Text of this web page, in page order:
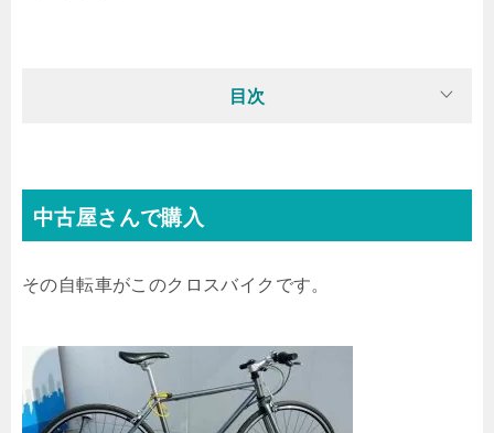
目次
中古屋さんで購入
その自転車がこのクロスバイクです。